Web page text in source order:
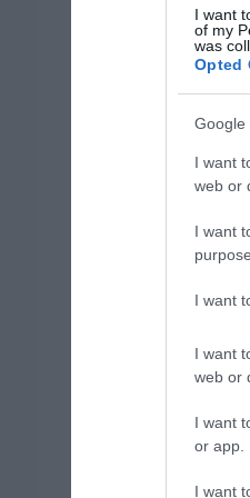
I want
of my
was
Opted
Google
I want
web or
I want
I want
I want
web or
I want
or app.
I want